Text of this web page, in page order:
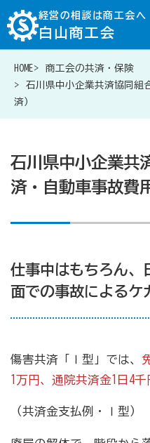
経営の相談は商工会へ
白山商工会
HOME
商工会の共済・保険
石川県中小企業共済協同組
済）
石川県中小企業共
済・自動車事故費
仕事中はもちろん、
面での事故によるケ
傷害共済「Ⅰ型」では、
1万円、通院共済金1日4千
（共済金支払例・Ⅰ型）
お問い合わせ
経営相談は商工会に
商工会が扱う融資・金融
商工会の共済・保険
一つの掛金で貯蓄・生命
貯蓄共済）